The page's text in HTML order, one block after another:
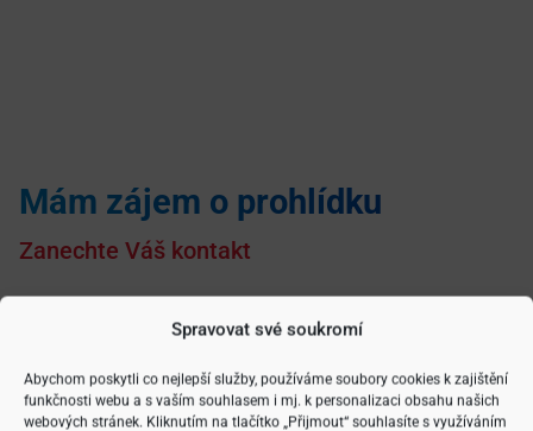
Spravovat své soukromí
Abychom poskytli co nejlepší služby, používáme soubory cookies k zajištění
funkčnosti webu a s vaším souhlasem i mj. k personalizaci obsahu našich
webových stránek. Kliknutím na tlačítko „Přijmout“ souhlasíte s využíváním
Mám zájem o prohlídku
Zanechte Váš kontakt
Vyberte si typ nemovitosti